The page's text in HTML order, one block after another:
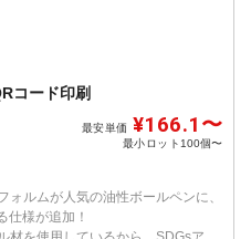
コード印刷
最安単価 ¥166.1〜
最小ロット100個〜
ルムが人気の油性ボールペンに、
刷ができる仕様が追加！